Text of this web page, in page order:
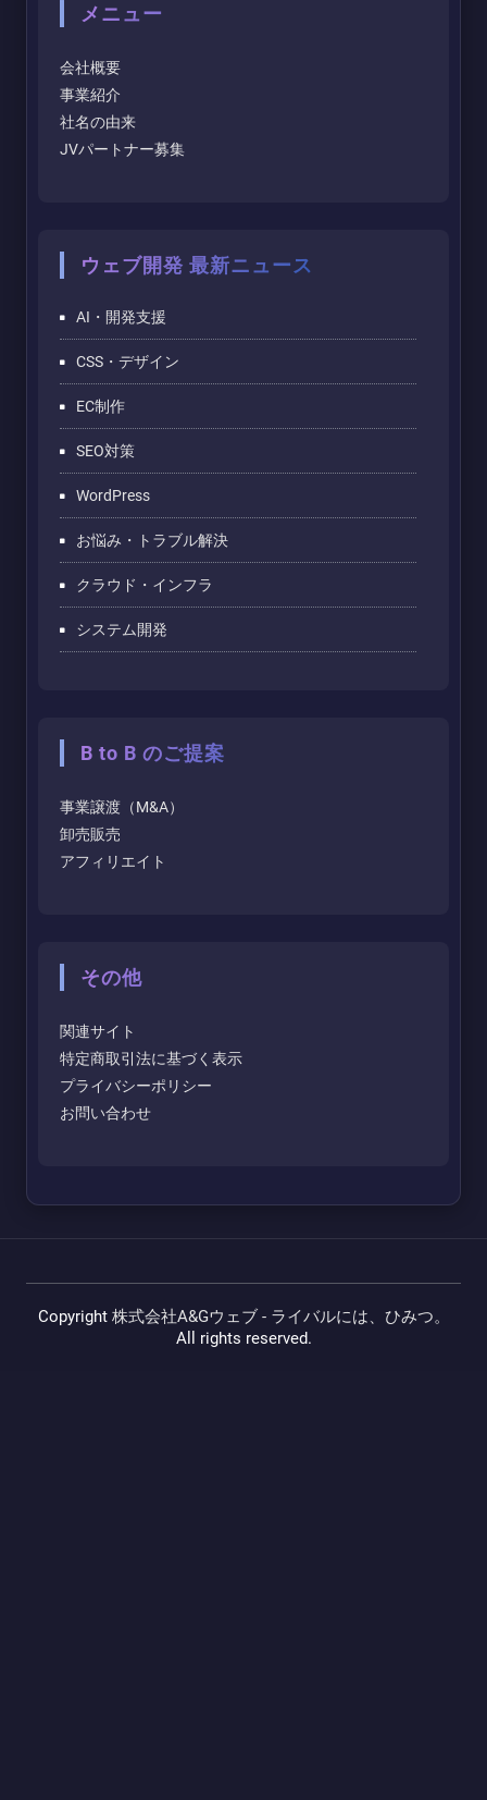
メニュー
会社概要
事業紹介
社名の由来
JVパートナー募集
ウェブ開発 最新ニュース
AI・開発支援
CSS・デザイン
EC制作
SEO対策
WordPress
お悩み・トラブル解決
クラウド・インフラ
システム開発
B to B のご提案
事業譲渡（M&A）
卸売販売
アフィリエイト
その他
関連サイト
特定商取引法に基づく表示
プライバシーポリシー
お問い合わせ
Copyright 株式会社A&Gウェブ - ライバルには、ひみつ。
All rights reserved.